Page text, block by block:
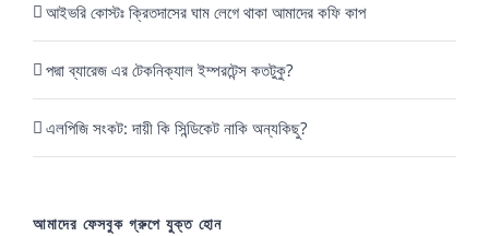
আইভরি কোস্টঃ ক্রিতদাসের ঘাম লেগে থাকা আমাদের কফি কাপ
পদ্মা ব্যারেজ এর টেকনিক্যাল ইম্পরটেন্স কতটুকু?
এলপিজি সংকট: দায়ী কি সিন্ডিকেট নাকি অন্যকিছু?
আমাদের ফেসবুক গ্রুপে যুক্ত হোন